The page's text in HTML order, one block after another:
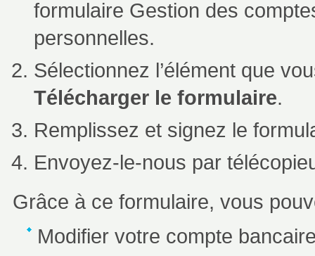
formulaire Gestion des
personnelles.
Sélectionnez l’élément que
Télécharger le formulaire.
Remplissez et signez le
Envoyez-le-nous par
Grâce à ce formulaire, vous
Modifier votre compte